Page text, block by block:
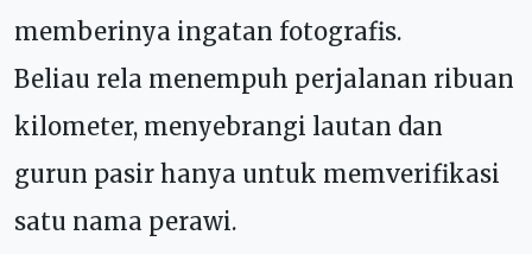
memberinya ingatan fotografis.
Beliau rela menempuh perjalanan ribuan
kilometer, menyebrangi lautan dan
gurun pasir hanya untuk memverifikasi
satu nama perawi.